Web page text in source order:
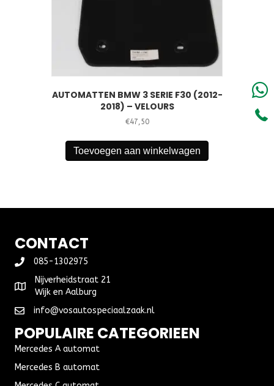
AUTOMATTEN BMW 3 SERIE F30 (2012-
2018) – VELOURS
€47,50
Toevoegen aan winkelwagen
CONTACT
085-1302975
Nijverheidstraat 21
Wijk en Aalburg
info@vosautospeciaalzaak.nl
POPULAIRE CATEGORIEEN
Mercedes A automat
Mercedes B automat